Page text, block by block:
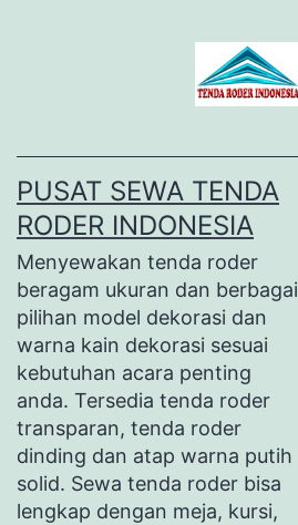
PUSAT SEWA TENDA
RODER INDONESIA
Menyewakan tenda roder
beragam ukuran dan berbagai
pilihan model dekorasi dan
warna kain dekorasi sesuai
kebutuhan acara penting
anda. Tersedia tenda roder
transparan, tenda roder
dinding dan atap warna putih
solid. Sewa tenda roder bisa
lengkap dengan meja, kursi,